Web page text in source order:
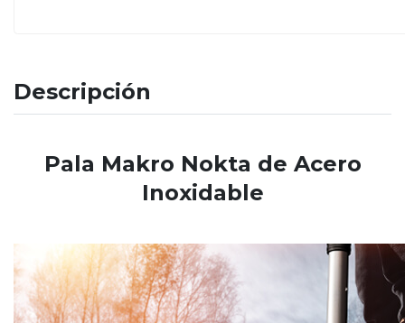
Descripción
Pala Makro Nokta de Acero
Inoxidable